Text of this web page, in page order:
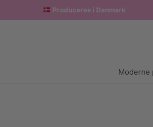
Produceres i Danmark
Moderne